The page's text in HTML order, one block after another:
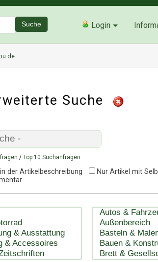
Suche Login
Suche
/ Top 10 Suchanfragen
der Artikelbeschreibung
Nur Artikel mit